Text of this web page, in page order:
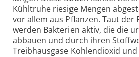
Kühltruhe riesige Mengen
vor allem aus Pflanzen. Taut der
werden Bakterien aktiv, die die
abbauen und durch ihren
Treibhaus­gase Kohlen­dioxid